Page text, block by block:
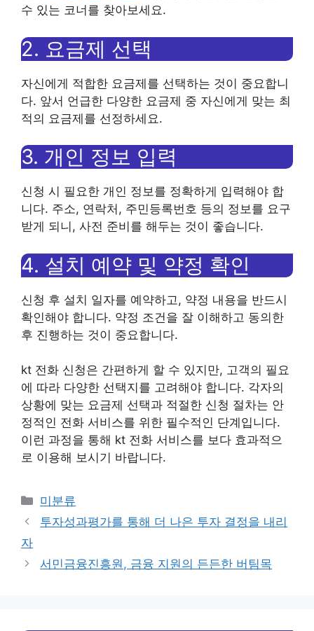
수 있는 코너를 찾아보세요.
2. 요금제 선택
자신에게 적합한 요금제를 선택하는 것이 중요합니
다. 앞서 언급한 다양한 요금제 중 자신에게 맞는 최
적의 요금제를 선정하세요.
3. 개인 정보 입력
신청 시 필요한 개인 정보를 정확하게 입력해야 합
니다. 주소, 연락처, 주민등록번호 등의 정보를 요구
받게 되니, 사전 준비를 해두는 것이 좋습니다.
4. 설치 예약 및 약정 확인
신청 후 설치 일자를 예약하고, 약정 내용을 반드시
확인해야 합니다. 약정 조건을 잘 이해하고 동의한
후 진행하는 것이 중요합니다.
kt 전화 신청은 간편하게 할 수 있지만, 고객의 필요
에 따라 다양한 선택지를 고려해야 합니다. 각자의
상황에 맞는 요금제 선택과 적절한 신청 절차는 안
정적인 전화 서비스를 위한 필수적인 단계입니다.
이런 과정을 통해 kt 전화 서비스를 보다 효과적으
로 이용해 보시기 바랍니다.
Categories
미분류
투자성과평가를 통해 더 나은 투자 결정을 내리
자
서민금융진흥원, 금융 지원의 든든한 버팀목